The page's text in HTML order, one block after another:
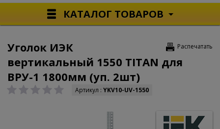
КАТАЛОГ ТОВАРОВ
Распечатать
Уголок ИЭК
вертикальный 1550 TITAN для
ВРУ-1 1800мм (уп. 2шт)
Артикул : YKV10-UV-1550